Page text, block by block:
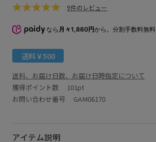
9件のレビュー
なら 月々1,860円から。分割手数料無料
送料￥500
送料、お届け日数、お届け日時指定について
獲得ポイント数 101pt
お問い合わせ番号 GAM06170
アイテム説明